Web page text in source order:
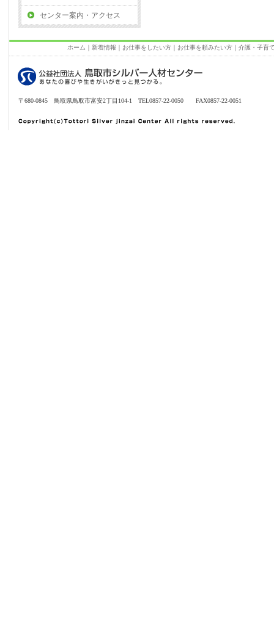
センター案内・アクセス
ホーム ｜ 新着情報 ｜ お仕事をしたい方 ｜ お仕事を頼みたい方 ｜ 介護・子育
〒680-0845 鳥取県鳥取市富安2丁目104-1 TEL0857-22-0050 FAX0857-22-0051